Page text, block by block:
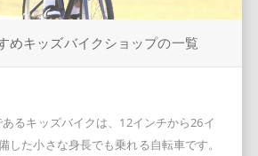
めキッズバイクショップの一覧
るキッズバイクは、12インチから26イ
した小さな身長でも乗れる自転車です。